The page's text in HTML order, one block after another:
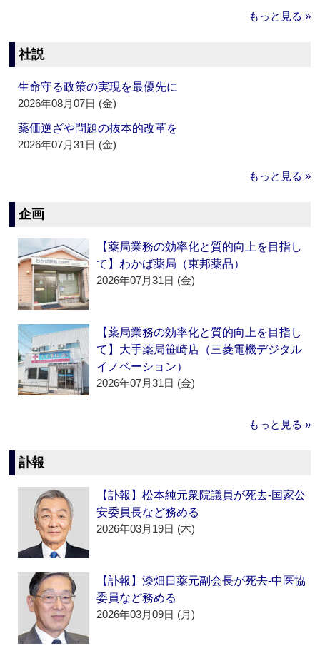
もっと見る »
社説
生命守る政策の実現を最優先に
2026年08月07日 (金)
薬価逆ざや問題の抜本的改革を
2026年07月31日 (金)
もっと見る »
企画
【薬局業務の効率化と質的向上を目指し
て】わかば薬局（東邦薬品）
2026年07月31日 (金)
【薬局業務の効率化と質的向上を目指し
て】大手薬局笹崎店（三菱電機デジタル
イノベーション）
2026年07月31日 (金)
もっと見る »
訃報
【訃報】松本純元衆院議員が死去‐国家公
安委員長など務める
2026年03月19日 (木)
【訃報】漆畑日薬元副会長が死去‐中医協
委員など務める
2026年03月09日 (月)